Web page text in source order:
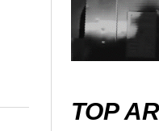
TOP